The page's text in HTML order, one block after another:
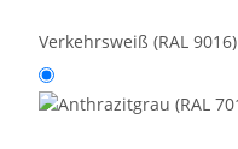
Verkehrsweiß (RAL 9016)